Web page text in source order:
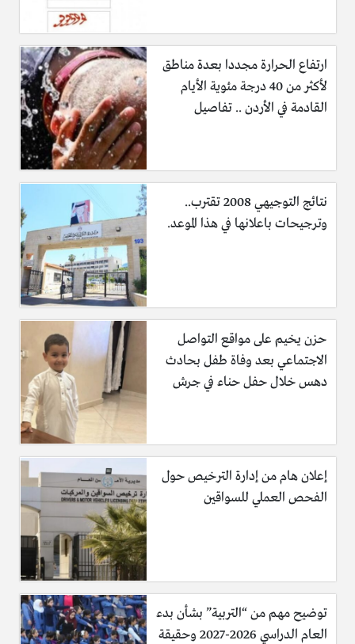
ارتفاع الحرارة مجددا بعدة مناطق
لأكثر من 40 درجة مئوية الأيام
القادمة في الأردن .. تفاصيل
نتائج التوجيهي 2008 تقترب..
وترجيحات باعلانها في هذا الموعد.
حزن يخيم على مواقع التواصل
الاجتماعي بعد وفاة طفل بحادث
دهس خلال حفل حناء في جرش
إعلان هام من إدارة الترخيص حول
الفحص العملي للسواقين
توضيح مهم من “التربية” بشأن بدء
العام الدراسي 2026-2027 وحقيقة